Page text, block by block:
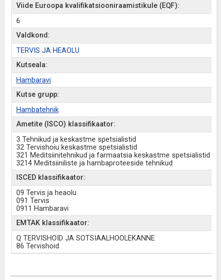
Viide Euroopa kvalifikatsiooniraamistikule (EQF):
6
Valdkond:
TERVIS JA HEAOLU
Kutseala:
Hambaravi
Kutse grupp:
Hambatehnik
Ametite (ISCO) klassifikaator:
3 Tehnikud ja keskastme spetsialistid
32 Tervishoiu keskastme spetsialistid
321 Meditsiinitehnikud ja farmaatsia keskastme spetsialistid
3214 Meditsiiniliste ja hambaproteeside tehnikud
ISCED klassifikaator:
09 Tervis ja heaolu
091 Tervis
0911 Hambaravi
EMTAK klassifikaator:
Q TERVISHOID JA SOTSIAALHOOLEKANNE
86 Tervishoid